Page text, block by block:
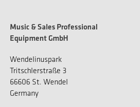
Music & Sales Professional
Equipment GmbH
Wendelinuspark
Tritschlerstraße 3
66606 St. Wendel
Germany